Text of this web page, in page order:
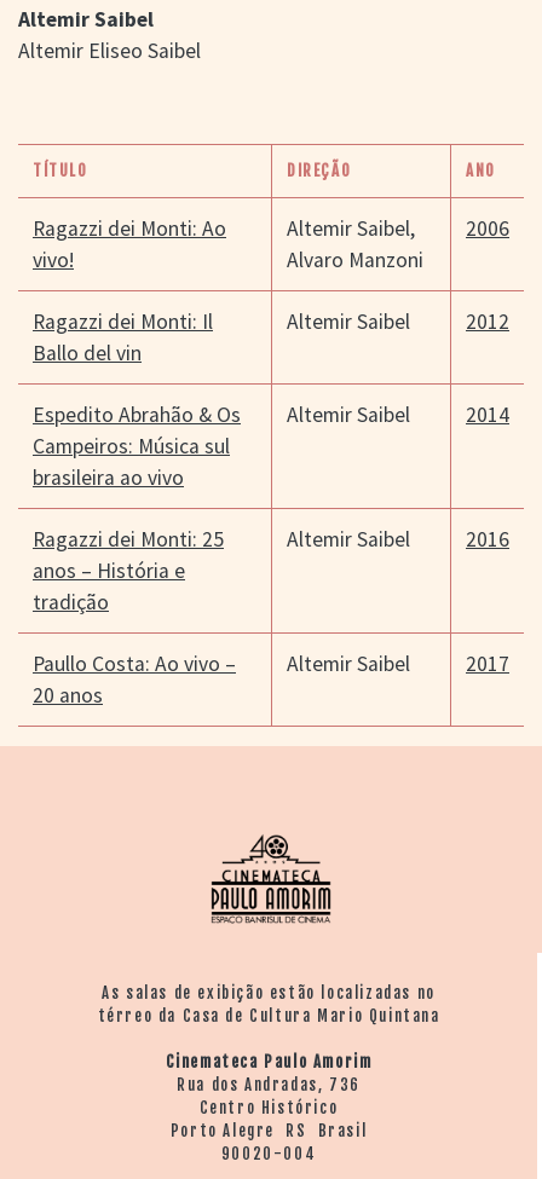
> BUSCA AVANÇADA
> LISTA DE FILMES
> BIBLIOGRAFIAS
CONTATO E
LOCALIZAÇÃO
Altemir Saibel
Altemir Eliseo Saibel
TÍTULO DIREÇÃO ANO
Ragazzi dei Monti: Ao
vivo!
Altemir Saibel,
Alvaro Manzoni
2006
Ragazzi dei Monti: Il
Ballo del vin
Altemir Saibel 2012
Espedito Abrahão & Os
Campeiros: Música sul
brasileira ao vivo
Altemir Saibel 2014
Ragazzi dei Monti: 25
anos – História e
tradição
Altemir Saibel 2016
Paullo Costa: Ao vivo –
20 anos
Altemir Saibel 2017
As salas de exibição estão localizadas no
térreo da Casa de Cultura Mario Quintana
Cinemateca Paulo Amorim
Rua dos Andradas, 736
Centro Histórico
Porto Alegre RS Brasil
90020-004